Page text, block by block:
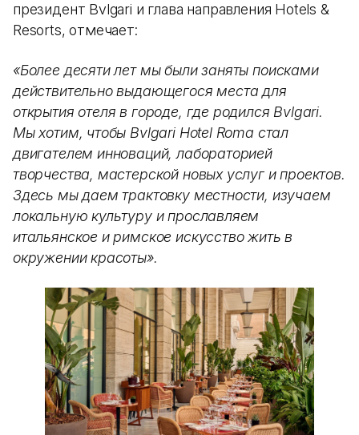
президент Bvlgari и глава направления Hotels &
Resorts, отмечает:
«Более десяти лет мы были заняты поисками
действительно выдающегося места для
открытия отеля в городе, где родился Bvlgari.
Мы хотим, чтобы Bvlgari Hotel Roma стал
двигателем инноваций, лабораторией
творчества, мастерской новых услуг и проектов.
Здесь мы даем трактовку местности, изучаем
локальную культуру и прославляем
итальянское и римское искусство жить в
окружении красоты».